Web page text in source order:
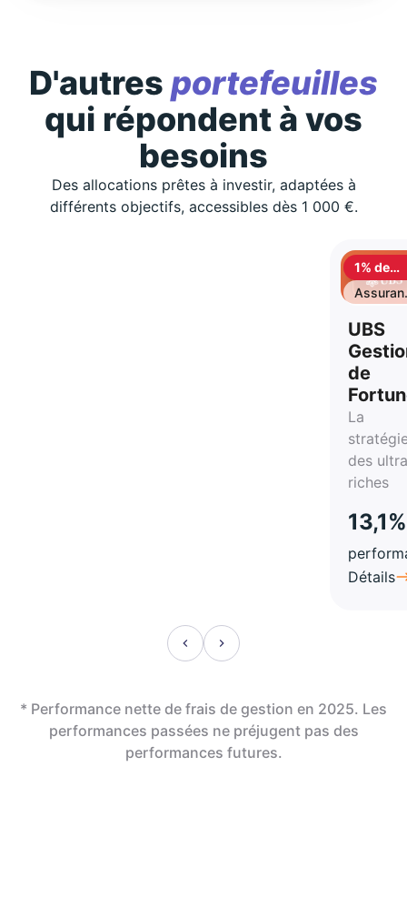
D'autres portefeuilles
qui répondent à vos
besoins
Des allocations prêtes à investir, adaptées à
différents objectifs, accessibles dès 1 000 €.
1% de
UBS
de
La
des
riches
13,1%
Détails
* Performance nette de frais de gestion en 2025. Les
performances passées ne préjugent pas des
performances futures.